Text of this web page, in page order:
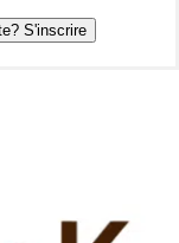
S'inscrire